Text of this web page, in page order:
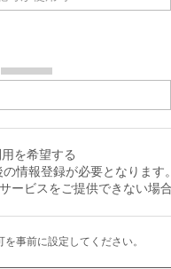
を希望する
情報登録が必要となります
ービスをご提供できない場
事前に設定してください。